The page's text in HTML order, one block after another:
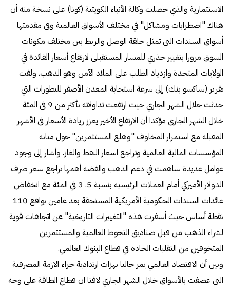
الاستثمارية والذي حصلت وكالة الأنباء الكويتية (كونا) على نسخة منه أن
هناك "اضطرابات ومشاكل" في مختلف الأسواق العالمية وفي مقدمتها
أسواق السندات التي تمثل حلقة الوصل والربط بين مختلف مكونات
السوق مرورا بتغيير جذري للمسار المستقبلي لارتفاع أسعار الفائدة في
الولايات المتحدة وازدياد الطلب على الملاذ الآمن وهو الذهب. ولفت
تقرير (ساكسو بنك) إلى سرعة استجابة المعدن الأصفر للتطورات التي
حدثت خلال الشهر الجاري حيث ارتفعت تداولاته بأكثر من 9 في المئة
خلال الشهر الجاري مؤكدا أن الارتفاع الأخير يعزز زيادة الأسعار في الأشهر
المقبلة مع استمرار المخاوف "وهلع المستثمرين" حول متانة
المؤسسات المالية العالمية وتراجع اسعار النفط والغاز. وأشار إلى وجود
عوامل عديدة ساهمت في دعم الذهب والفضة أهمها تراجع سعر صرف
الدولار الأميركي أمام العملات الرئيسية بنسبة 5. 3 في المئة مع انخفاض
عائدات السندات الحكومية الأمريكية المستحقة بعد عامين بواقع 110
نقطة أساس حيث أسفرت هذه "التغييرات التاريخية" عن اتجاهات قوية
لشراء الذهب من قبل صناديق التحوط العالمية والمستثمرين
المتخوفين من التقلبات الحادة في قطاع البنوك العالمي.
وبين أن الاقتصاد العالمي يمر حاليا بهزات ارتدادية جراء الازمة المصرفية
التي عصفت بالأسواق خلال الشهر الجاري لافتا ان قطاع الطاقة على وجه